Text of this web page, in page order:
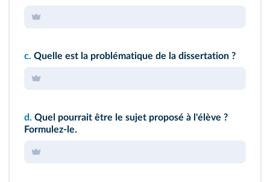
c. Quelle est la problématique de la dissertation ?
d. Quel pourrait être le sujet proposé à l'élève ?
Formulez‑le.